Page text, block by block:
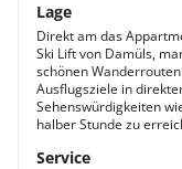
Lage
Direkt am das
Ski Lift von Damüls,
schönen
Ausflugsziele in
Sehenswürdigkeiten
halber Stunde zu
Service